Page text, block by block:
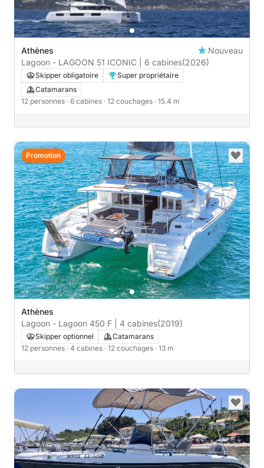
Athènes
Nouveau
Lagoon - LAGOON 51 ICONIC | 6 cabines(2026)
Skipper obligatoire
Super propriétaire
Catamarans
12 personnes · 6 cabines · 12 couchages · 15.4 m
Athènes
Lagoon - Lagoon 450 F | 4 cabines(2019)
Skipper optionnel
Catamarans
12 personnes · 4 cabines · 12 couchages · 13 m
Promotion